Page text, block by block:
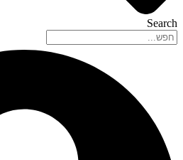
Search